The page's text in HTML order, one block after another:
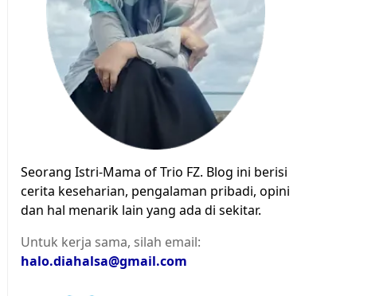
Seorang Istri-Mama of Trio FZ. Blog ini berisi
cerita keseharian, pengalaman pribadi, opini
dan hal menarik lain yang ada di sekitar.
Untuk kerja sama, silah email:
halo.diahalsa@gmail.com